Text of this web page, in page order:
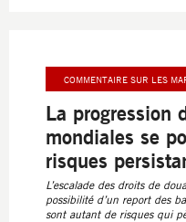
COMMENTAIRE SUR LES
La progression
mondiales se
risques
L’escalade des droits de
possibilité d’un report des
sont autant de risques qui